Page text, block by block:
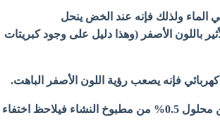
الماء ولذلك فإنه عند الخض ينحل
باللون الأصفر (وهذا دليل على وجود كبريتات
فإنه يصعب رؤية اللون الأصفر الباهت.
- وفي هذه الحالة فإنه يجب إضافة قطرتين من محلول 0.5% من مطبوخ النشاء فيلاحظ اختفاء